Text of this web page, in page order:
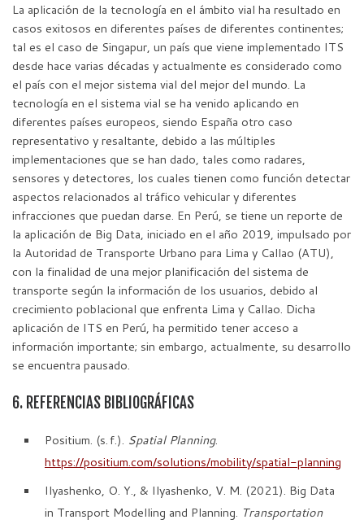
La aplicación de la tecnología en el ámbito vial ha resultado en
casos exitosos en diferentes países de diferentes continentes;
tal es el caso de Singapur, un país que viene implementado ITS
desde hace varias décadas y actualmente es considerado como
el país con el mejor sistema vial del mejor del mundo. La
tecnología en el sistema vial se ha venido aplicando en
diferentes países europeos, siendo España otro caso
representativo y resaltante, debido a las múltiples
implementaciones que se han dado, tales como radares,
sensores y detectores, los cuales tienen como función detectar
aspectos relacionados al tráfico vehicular y diferentes
infracciones que puedan darse. En Perú, se tiene un reporte de
la aplicación de Big Data, iniciado en el año 2019, impulsado por
la Autoridad de Transporte Urbano para Lima y Callao (ATU),
con la finalidad de una mejor planificación del sistema de
transporte según la información de los usuarios, debido al
crecimiento poblacional que enfrenta Lima y Callao. Dicha
aplicación de ITS en Perú, ha permitido tener acceso a
información importante; sin embargo, actualmente, su desarrollo
se encuentra pausado.
6. REFERENCIAS BIBLIOGRÁFICAS
Positium. (s. f.). Spatial Planning.
https://positium.com/solutions/mobility/spatial-planning
Ilyashenko, O. Y., & Ilyashenko, V. M. (2021). Big Data
in Transport Modelling and Planning. Transportation